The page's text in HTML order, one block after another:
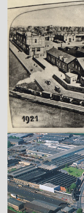
Show larger version
Show larger version